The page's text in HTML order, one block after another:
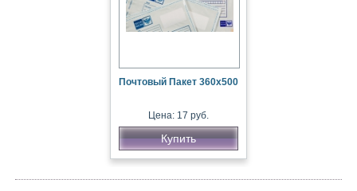
Почтовый Пакет 360х500
Цена: 17 руб.
Купить